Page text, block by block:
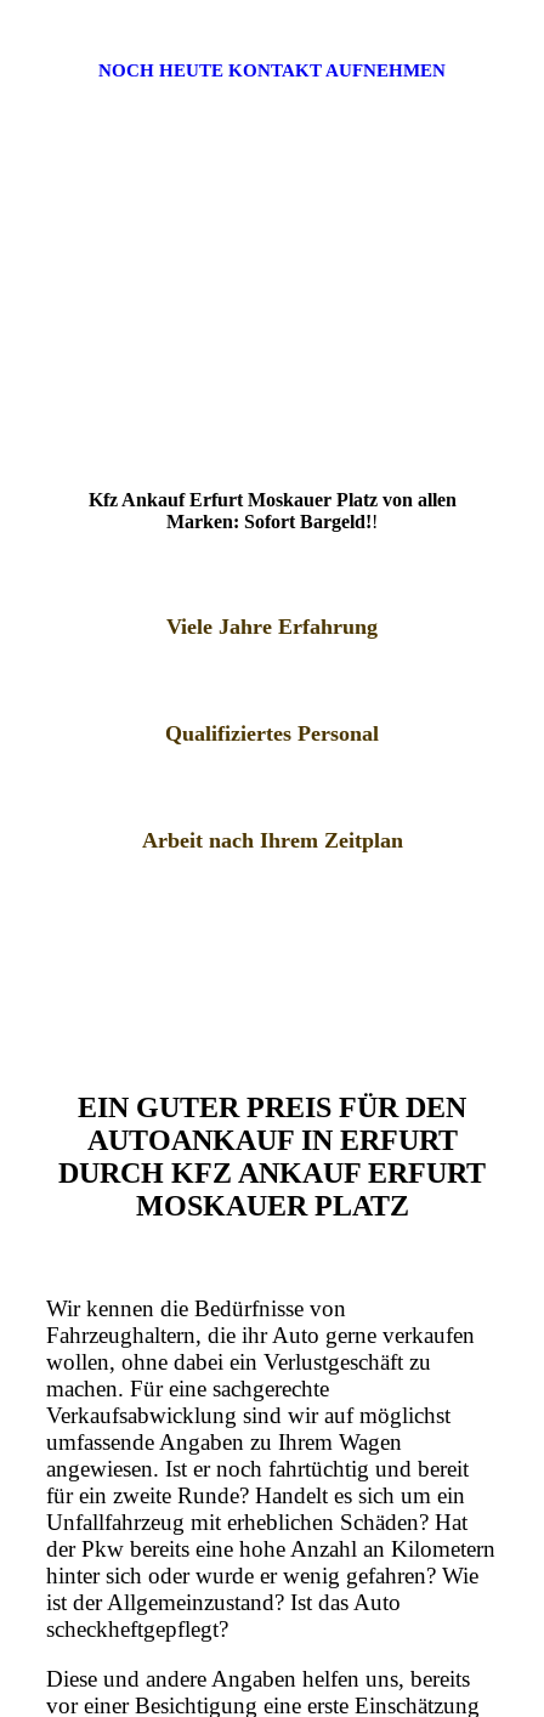
NOCH HEUTE KONTAKT AUFNEHMEN
Kfz Ankauf Erfurt Moskauer Platz von allen
Marken: Sofort Bargeld!!
Viele Jahre Erfahrung
Qualifiziertes Personal
Arbeit nach Ihrem Zeitplan
EIN GUTER PREIS FÜR DEN
AUTOANKAUF IN ERFURT
DURCH KFZ ANKAUF ERFURT
MOSKAUER PLATZ
Wir kennen die Bedürfnisse von
Fahrzeughaltern, die ihr Auto gerne verkaufen
wollen, ohne dabei ein Verlustgeschäft zu
machen. Für eine sachgerechte
Verkaufsabwicklung sind wir auf möglichst
umfassende Angaben zu Ihrem Wagen
angewiesen. Ist er noch fahrtüchtig und bereit
für ein zweite Runde? Handelt es sich um ein
Unfallfahrzeug mit erheblichen Schäden? Hat
der Pkw bereits eine hohe Anzahl an Kilometern
hinter sich oder wurde er wenig gefahren? Wie
ist der Allgemeinzustand? Ist das Auto
scheckheftgepflegt?
Diese und andere Angaben helfen uns, bereits
vor einer Besichtigung eine erste Einschätzung